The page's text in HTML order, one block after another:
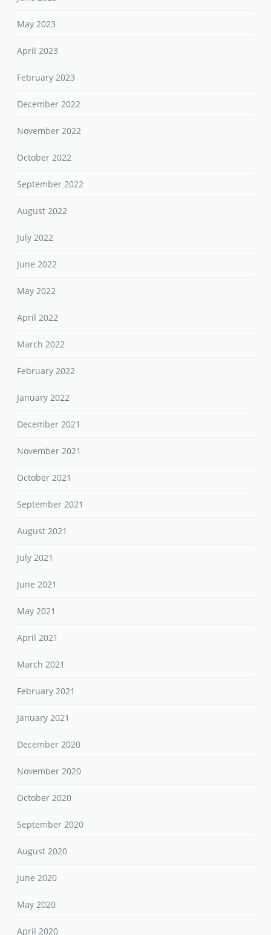
May 2023
April 2023
February 2023
December 2022
November 2022
October 2022
September 2022
August 2022
July 2022
June 2022
May 2022
April 2022
March 2022
February 2022
January 2022
December 2021
November 2021
October 2021
September 2021
August 2021
July 2021
June 2021
May 2021
April 2021
March 2021
February 2021
January 2021
December 2020
November 2020
October 2020
September 2020
August 2020
June 2020
May 2020
April 2020